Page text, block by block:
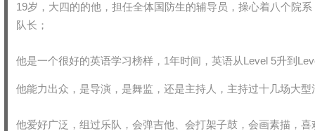
19岁，大四的的他，担任全体国防生的辅导员，操心着八个院
队长；
他是一个很好的英语学习榜样，1年时间，英语从Level 5升到
他能力出众，是导演，是舞监，还是主持人，主持过十几场大型
他爱好广泛，组过乐队，会弹吉他、会打架子鼓，会画素描，